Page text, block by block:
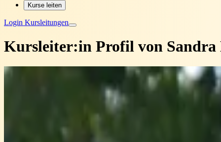
Kurse leiten
Login Kursleitungen
Kursleiter:in Profil von Sandra